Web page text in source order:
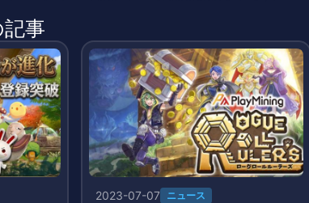
事
2023-07-07 ニュース